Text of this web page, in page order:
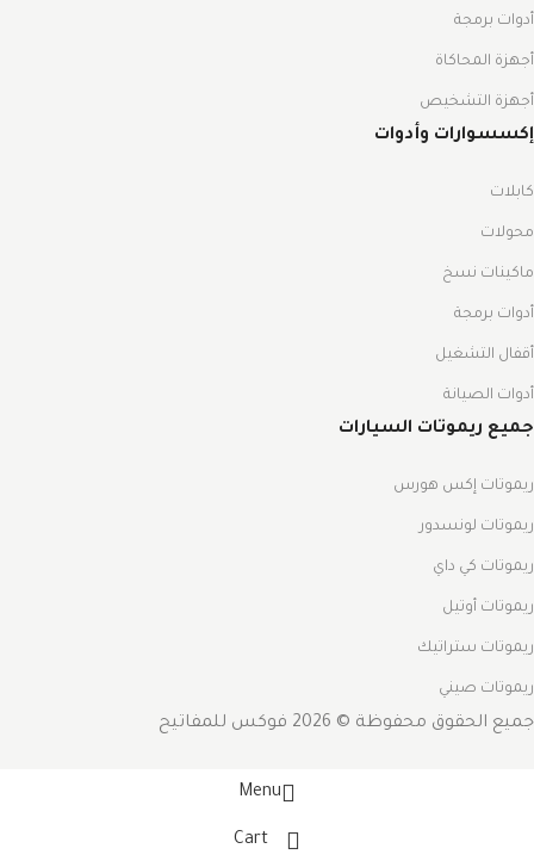
أدوات برمجة
أجهزة المحاكاة
أجهزة التشخيص
إكسسوارات وأدوات
كابلات
محولات
ماكينات نسخ
أدوات برمجة
أقفال التشغيل
أدوات الصيانة
جميع ريموتات السيارات
ريموتات إكس هورس
ريموتات لونسدور
ريموتات كي داي
ريموتات أوتيل
ريموتات ستراتيك
ريموتات صيني
جميع الحقوق محفوظة © 2026 فوكس للمفاتيح
Menu
Cart